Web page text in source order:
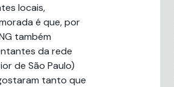
locais,
é que, por
também
da rede
de São Paulo)
tanto que